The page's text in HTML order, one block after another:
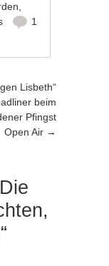
,
1
Lisbeth“
beim
Pfingst
Open Air →
Die
“